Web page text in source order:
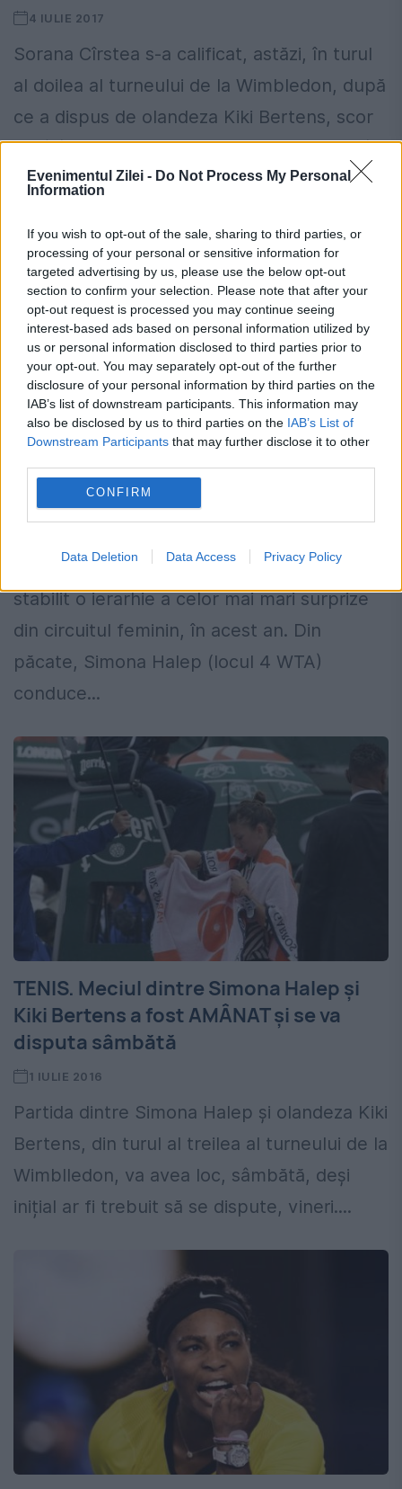
Evenimentul Zilei - Do Not Process My Personal
Information
If you wish to opt-out of the sale, sharing to third parties, or
processing of your personal or sensitive information for
targeted advertising by us, please use the below opt-out
section to confirm your selection. Please note that after your
opt-out request is processed you may continue seeing
interest-based ads based on personal information utilized by
us or personal information disclosed to third parties prior to
your opt-out. You may separately opt-out of the further
disclosure of your personal information by third parties on the
IAB’s list of downstream participants. This information may
also be disclosed by us to third parties on the IAB’s List of
Downstream Participants that may further disclose it to other
CONFIRM
Data Deletion Data Access Privacy Policy
4 IULIE 2017
Sorana Cîrstea s-a calificat, astăzi, în turul
al doilea al turneului de la Wimbledon, după
ce a dispus de olandeza Kiki Bertens, scor
7-6(4), 7-5. Sorana Cîrstea (locul 63 WTA)...
Simona Halep ocupă prima poziție în
cadrul unui clasament negativ din
sezonul 2016
Jurnaliștii spanioli de la „Punto de Break” au
stabilit o ierarhie a celor mai mari surprize
din circuitul feminin, în acest an. Din
păcate, Simona Halep (locul 4 WTA)
conduce...
TENIS. Meciul dintre Simona Halep și
Kiki Bertens a fost AMÂNAT și se va
disputa sâmbătă
1 IULIE 2016
Partida dintre Simona Halep și olandeza Kiki
Bertens, din turul al treilea al turneului de la
Wimblledon, va avea loc, sâmbătă, deși
inițial ar fi trebuit să se dispute, vineri....